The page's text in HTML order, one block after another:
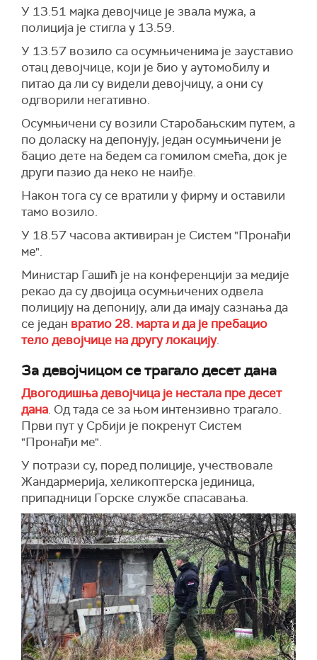
У 13.51 мајка девојчице је звала мужа, а
полиција је стигла у 13.59.
У 13.57 возило са осумњиченима је зауставио
отац девојчице, који је био у аутомобилу и
питао да ли су видели девојчицу, а они су
одгворили негативно.
Осумњичени су возили Старобањским путем, а
по доласку на депонују, један осумњичени је
бацио дете на бедем са гомилом смећа, док је
други пазио да неко не наиђе.
Након тога су се вратили у фирму и оставили
тамо возило.
У 18.57 часова активиран је Систем "Пронађи
ме".
Министар Гашић је на конференцији за медије
рекао да су двојица осумњичених одвела
полицију на депонију, али да имају сазнања да
се један вратио 28. марта и да је пребацио
тело девојчице на другу локацију.
За девојчицом се трагало десет дана
Двогодишња девојчица је нестала пре десет
дана. Од тада се за њом интензивно трагало.
Први пут у Србији је покренут Систем
"Пронађи ме".
У потрази су, поред полиције, учествовале
Жандармерија, хеликоптерска јединица,
припадници Горске службе спасавања.